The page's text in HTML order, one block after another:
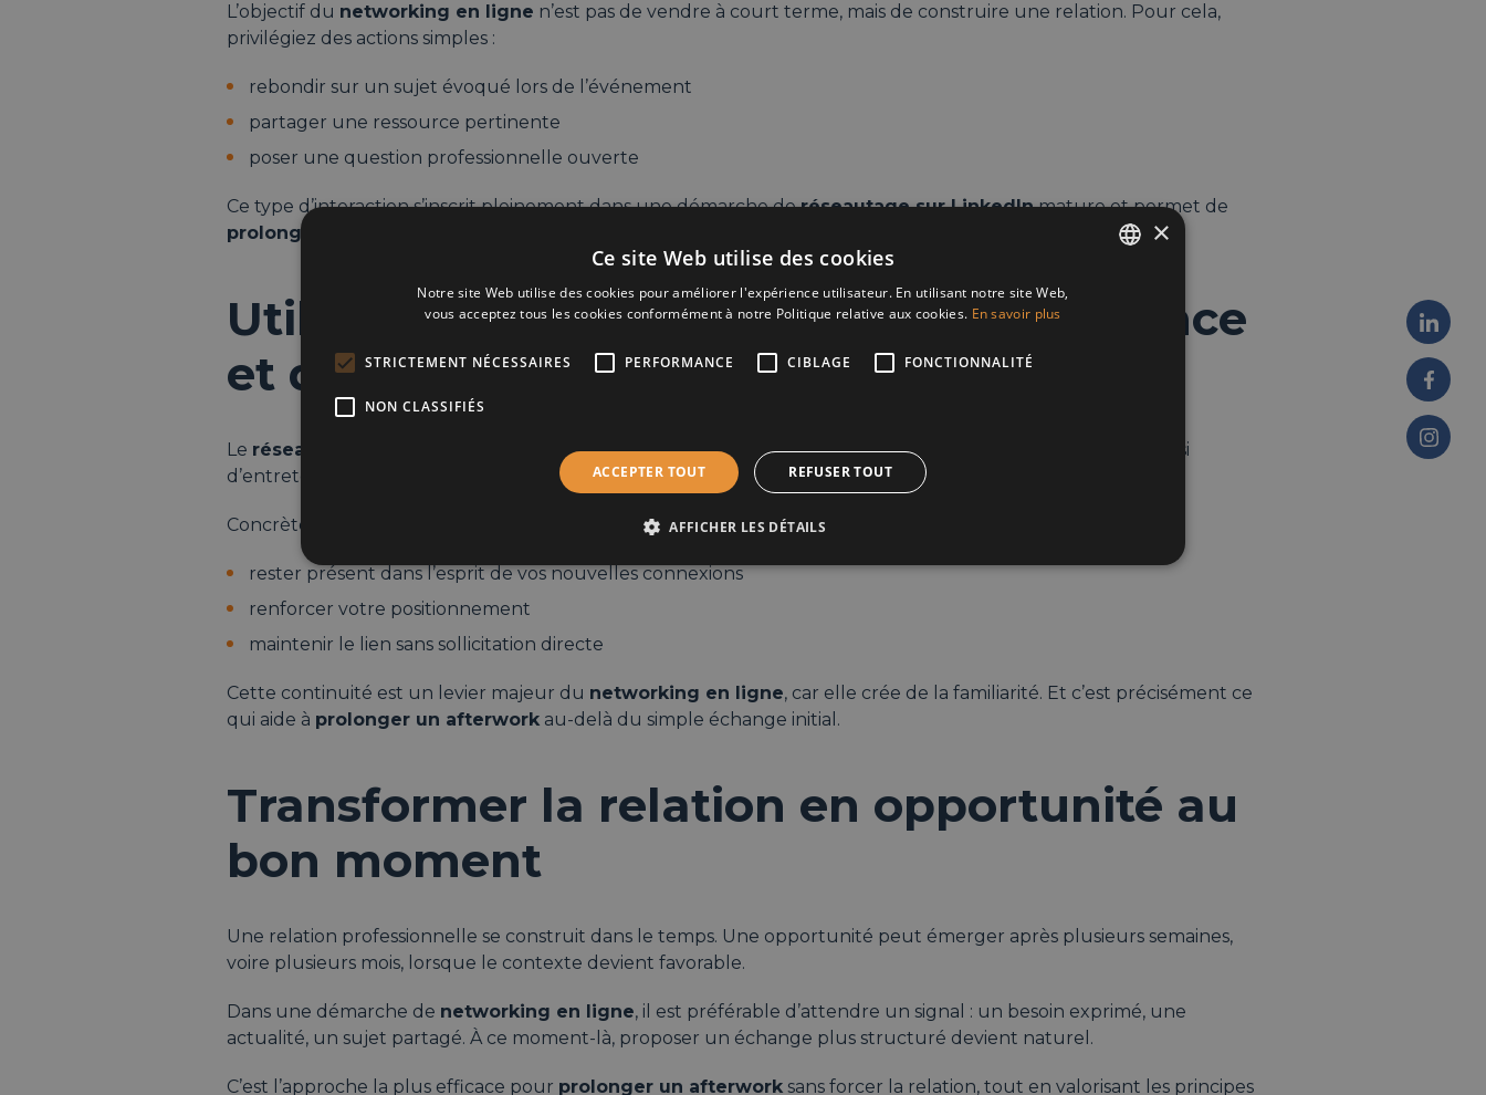
L’objectif du networking en ligne n’est pas de vendre à court terme, mais de construire une relation. Pour cela,
privilégiez des actions simples :
rebondir sur un sujet évoqué lors de l’événement
partager une ressource pertinente
poser une question professionnelle ouverte
Ce type d’interaction s’inscrit pleinement dans une démarche deréseautage sur LinkedInmature et permet de
prolonger un afterwork
Utiliser LinkedIn comme outil de présence
et de continuité
Le réseautage sur LinkedIn
ne repose pas uniquement sur les messages privés. La plateforme permet aussi
d’entretenir une relation de manière indirecte, grâce à l’activité publique.
Concrètement, être visible sur LinkedIn (sans surcommuniquer) permet de :
rester présent dans l’esprit de vos nouvelles connexions
renforcer votre positionnement
maintenir le lien sans sollicitation directe
Cette continuité est un levier majeur du networking en ligne, car elle crée de la familiarité. Et c’est précisément ce
qui aide à prolonger un afterworkau-delà du simple échange initial.
Transformer la relation en opportunité au
bon moment
Une relation professionnelle se construit dans le temps. Une opportunité peut émerger après plusieurs semaines,
voire plusieurs mois, lorsque le contexte devient favorable.
Dans une démarche de networking en ligne, il est préférable d’attendre un signal : un besoin exprimé, une
actualité, un sujet partagé. À ce moment-là, proposer un échange plus structuré devient naturel.
C’est l’approche la plus efficace pour prolonger un afterworksans forcer la relation, tout en valorisant les principes
×
Ce site Web utilise des cookies
Notre site Web utilise des cookies pour améliorer l'expérience utilisateur. En utilisant notre site Web,
vous acceptez tous les cookies conformément à notre Politique relative aux cookies. En savoir plus
STRICTEMENT NÉCESSAIRES PERFORMANCE CIBLAGE FONCTIONNALITÉ
NON CLASSIFIÉS
ACCEPTER TOUT REFUSER TOUT
AFFICHER LES DÉTAILS